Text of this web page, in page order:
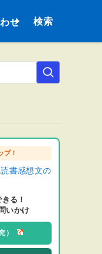
せ 検索
プ！
る！
いかけ
）